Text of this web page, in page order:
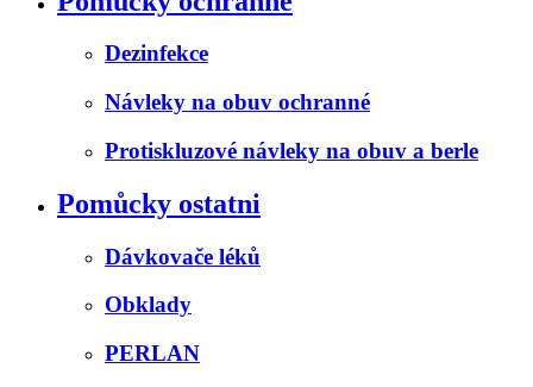
Dezinfekce
Návleky na obuv ochranné
Protiskluzové návleky na obuv a berle
Pomůcky ostatni
Dávkovače léků
Obklady
PERLAN